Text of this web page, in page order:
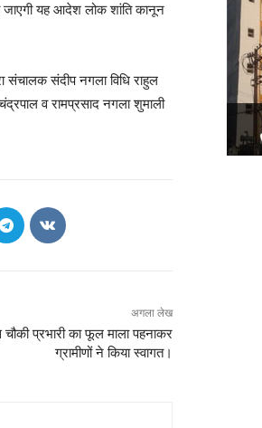
जाएगी यह आदेश लोक शांति कानून
संदीप नगला विधि राहुल
व रामप्रसाद नगला शुमाली
अगला लेख
चौकी प्रभारी का फूल माला पहनाकर
ग्रामीणों ने किया स्वागत।